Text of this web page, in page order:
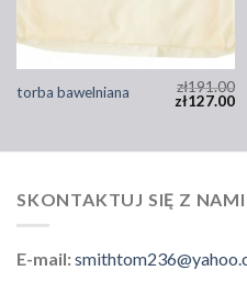
torba bawelniana zł191.00
zł127.00
SKONTAKTUJ SIĘ Z NAMI
E-mail: